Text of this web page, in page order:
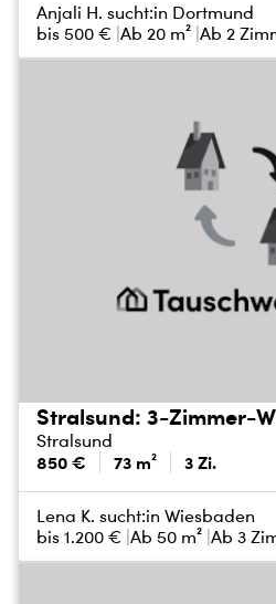
Anjali H. sucht:in Dortmund
bis 500 € Ab 20 m² Ab 2
Stralsund: 3-Zimmer-
Stralsund
850 € 73 m² 3 Zi.
Lena K. sucht:in Wiesbaden
bis 1.200 € Ab 50 m² Ab 3